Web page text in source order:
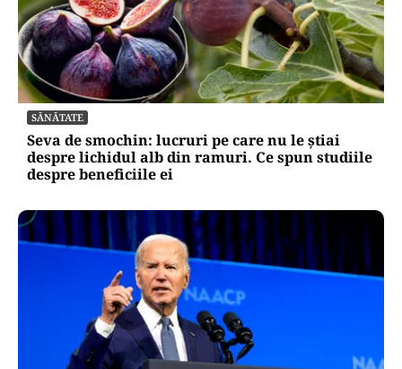
SĂNĂTATE
Seva de smochin: lucruri pe care nu le știai
despre lichidul alb din ramuri. Ce spun studiile
despre beneficiile ei